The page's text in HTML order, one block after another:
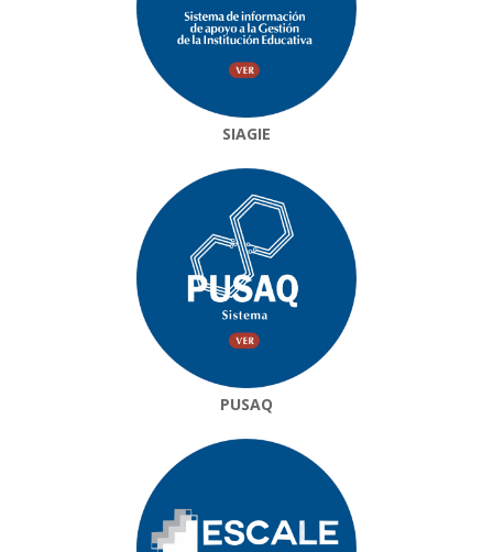
SIAGIE
PUSAQ